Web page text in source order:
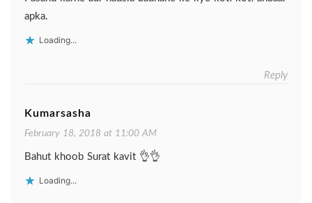
apka.
Loading...
Reply
Kumarsasha
February 18, 2018 at 11:00 AM
Bahut khoob Surat kavit 👌👌
Loading...